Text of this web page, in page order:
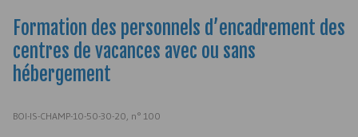
Formation des personnels d’encadrement des
centres de vacances avec ou sans
hébergement
BOI-IS-CHAMP-10-50-30-20, n° 100